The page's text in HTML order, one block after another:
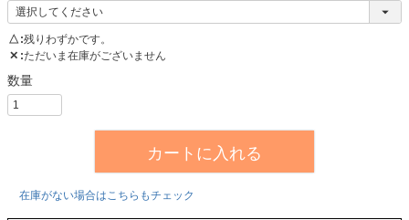
△ 残りわずかです。
✕ ただいま在庫がございません
カートに入れる
在庫がない場合はこちらもチェック